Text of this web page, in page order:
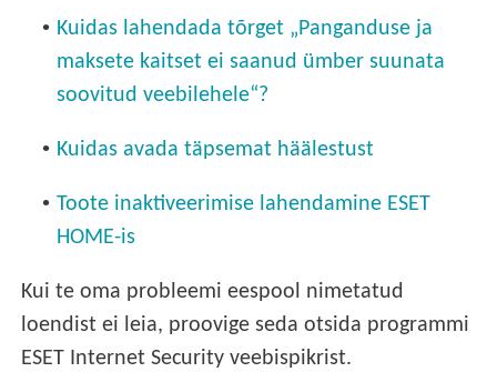
• Kuidas lahendada tõrget „Panganduse ja
maksete kaitset ei saanud ümber suunata
soovitud veebilehele“?
• Kuidas avada täpsemat häälestust
• Toote inaktiveerimise lahendamine ESET
HOME-is
Kui te oma probleemi eespool nimetatud
loendist ei leia, proovige seda otsida programmi
ESET Internet Security veebispikrist.